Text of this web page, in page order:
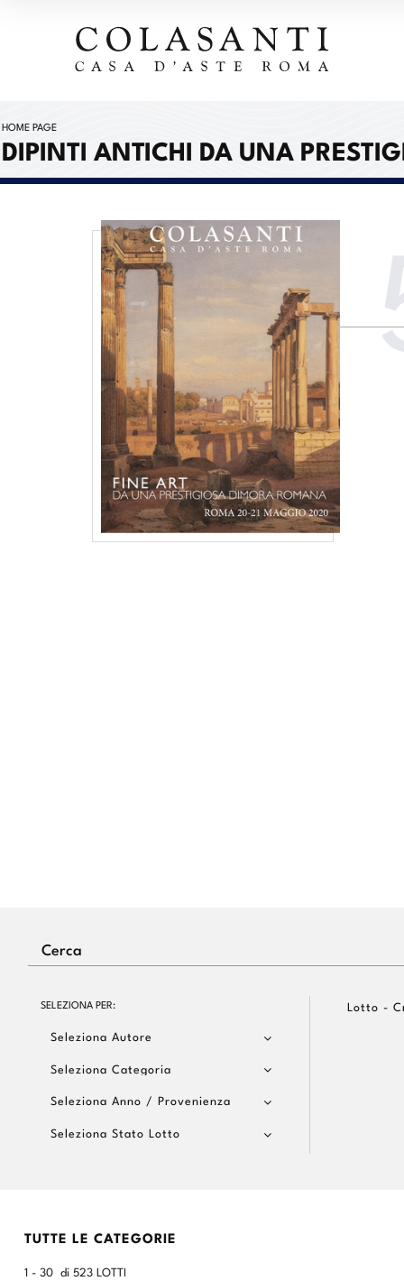
HOME PAGE
DIPINTI ANTICHI DA UNA
SELEZIONA PER:
Seleziona Autore
Seleziona Categoria
Seleziona Anno / Provenienza
Seleziona Stato Lotto
Lotto -
TUTTE LE CATEGORIE
1 - 30 di 523 LOTTI